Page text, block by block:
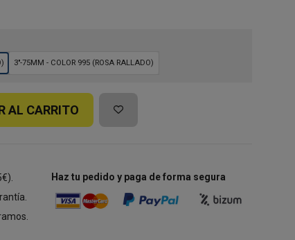
3"-75MM - COLOR 995 (ROSA RALLADO)
AL CARRITO
Haz tu pedido y paga de forma segura